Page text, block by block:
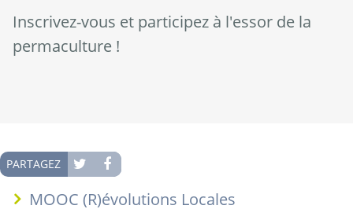
Inscrivez-vous et participez à l'essor de la
permaculture !
PARTAGEZ
MOOC (R)évolutions Locales